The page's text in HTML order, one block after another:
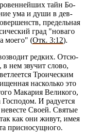
тайн Бо­
ума и души в дев­
пре­дель­ная
град "но­ва­го
моего" (Отк. 3:12).
ред­ких. От­сю­
в нем зву­чит слово,
Тро­и­че­ским
на­сколь­ко это
Ма­ка­рия Ве­ли­ко­го,
И ра­ду­ет­ся
Своей. Свя­тые
как они живут, имея
прис­но­сущ­но­го.